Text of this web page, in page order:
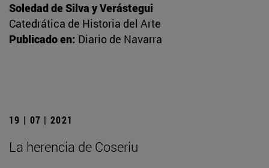
Soledad de Silva y Verástegui
Catedrática de Historia del Arte
Publicado en: Diario de Navarra
19 | 07 | 2021
La herencia de Coseriu